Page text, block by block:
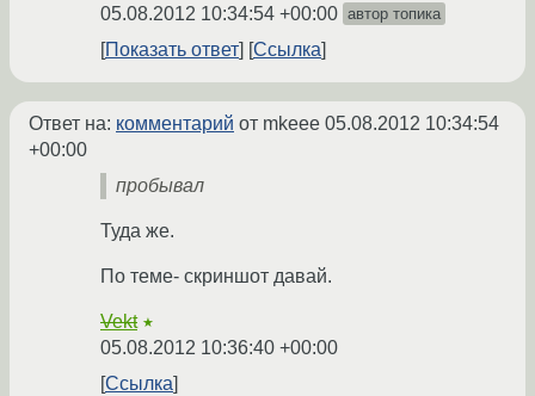
05.08.2012 10:34:54 +00:00 автор топика
Показать ответ Ссылка
Ответ на: комментарий от mkeee 05.08.2012 10:34:54
+00:00
пробывал
Туда же.
По теме- скриншот давай.
Vekt ★
05.08.2012 10:36:40 +00:00
Ссылка